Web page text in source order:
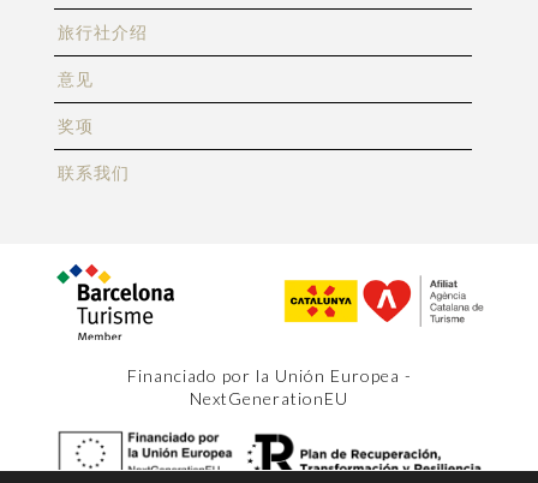
旅行社介绍
意见
奖项
联系我们
Financiado por la Unión Europea -
NextGenerationEU